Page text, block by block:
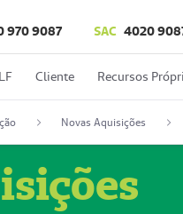
970 9087 SAC 4020
Cliente Recursos
Novas Aquisições